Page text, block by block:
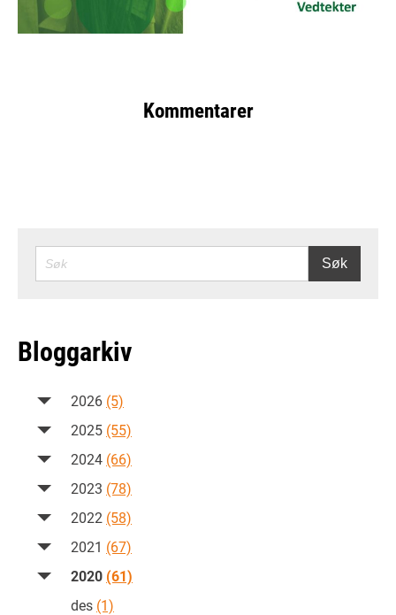
Kommentarer
SØK Søk
Bloggarkiv
2026 (5)
2025 (55)
2024 (66)
2023 (78)
2022 (58)
2021 (67)
2020 (61)
des (1)